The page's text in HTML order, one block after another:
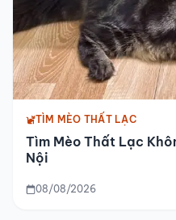
TÌM MÈO THẤT LẠC
Tìm Mèo Thất Lạc
Nội
08/08/2026